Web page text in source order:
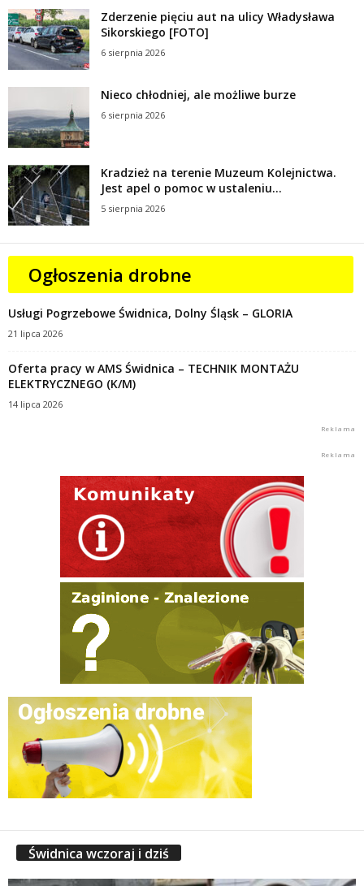
Zderzenie pięciu aut na ulicy Władysława
Sikorskiego [FOTO]
6 sierpnia 2026
Nieco chłodniej, ale możliwe burze
6 sierpnia 2026
Kradzież na terenie Muzeum Kolejnictwa.
Jest apel o pomoc w ustaleniu...
5 sierpnia 2026
Ogłoszenia drobne
Usługi Pogrzebowe Świdnica, Dolny Śląsk – GLORIA
21 lipca 2026
Oferta pracy w AMS Świdnica – TECHNIK MONTAŻU
ELEKTRYCZNEGO (K/M)
14 lipca 2026
Świdnica wczoraj i dziś